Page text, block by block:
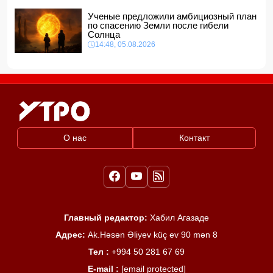
Ученые предложили амбициозный план
по спасению Земли после гибели
Солнца
14:48, 05.08.2026
О нас Контакт
Главный редактор: Хабил Агазаде
Адрес: Ak.Həsən Əliyev küç ev 90 mən 8
Тел : +994 50 281 67 69
E-mail : [email protected]